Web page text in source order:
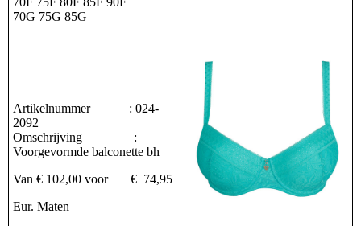
70G 75G 85G
Artikelnummer : 024-
2092
Omschrijving :
Voorgevormde balconette bh
Van € 102,00 voor € 74,95
Eur. Maten